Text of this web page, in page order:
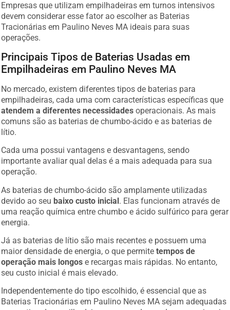
Empresas que utilizam empilhadeiras em turnos intensivos
devem considerar esse fator ao escolher as Baterias
Tracionárias em Paulino Neves MA ideais para suas
operações.
Principais Tipos de Baterias Usadas em
Empilhadeiras em Paulino Neves MA
No mercado, existem diferentes tipos de baterias para
empilhadeiras, cada uma com características específicas que
atendem a diferentes necessidades operacionais. As mais
comuns são as baterias de chumbo-ácido e as baterias de
lítio.
Cada uma possui vantagens e desvantagens, sendo
importante avaliar qual delas é a mais adequada para sua
operação.
As baterias de chumbo-ácido são amplamente utilizadas
devido ao seu baixo custo inicial. Elas funcionam através de
uma reação química entre chumbo e ácido sulfúrico para gerar
energia.
Já as baterias de lítio são mais recentes e possuem uma
maior densidade de energia, o que permitetempos de
operação mais longos e recargas mais rápidas. No entanto,
seu custo inicial é mais elevado.
Independentemente do tipo escolhido, é essencial que as
Baterias Tracionárias em Paulino Neves MA sejam adequadas